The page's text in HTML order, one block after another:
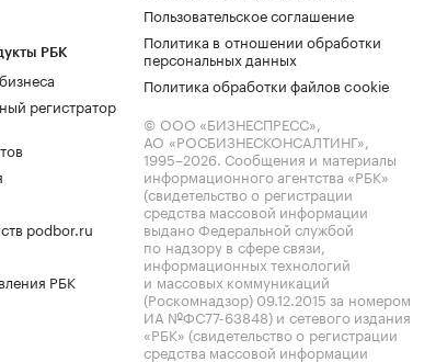
РБК
регистратор
podbor.ru
РБК
Пользовательское соглашение
Политика в отношении обработки
персональных данных
Политика обработки файлов cookie
© ООО «БИЗНЕСПРЕСС»,
АО «РОСБИЗНЕСКОНСАЛТИНГ»,
1995–2026. Сообщения и материалы
информационного агентства «РБК»
(свидетельство о регистрации
средства массовой информации
выдано Федеральной службой
по надзору в сфере связи,
информационных технологий
и массовых коммуникаций
(Роскомнадзор) 09.12.2015 за номером
ИА №ФС77-63848) и сетевого издания
«РБК» (свидетельство о регистрации
средства массовой информации